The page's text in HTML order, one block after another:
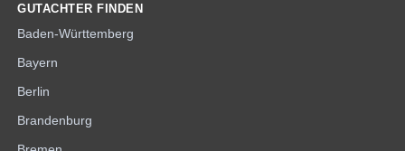
GUTACHTER FINDEN
Baden-Württemberg
Bayern
Berlin
Brandenburg